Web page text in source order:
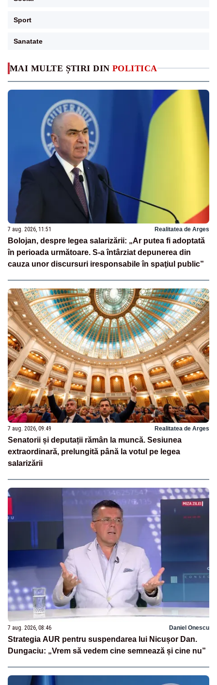
MAI MULTE ȘTIRI DIN POLITICA
7 aug. 2026, 11:51 Realitatea de Arges
Bolojan, despre legea salarizării: „Ar putea fi adoptată
în perioada următoare. S-a întârziat depunerea din
cauza unor discursuri iresponsabile în spaţiul public”
7 aug. 2026, 09:49 Realitatea de Arges
Senatorii și deputații rămân la muncă. Sesiunea
extraordinară, prelungită până la votul pe legea
salarizării
7 aug. 2026, 08:46 Daniel Onescu
Strategia AUR pentru suspendarea lui Nicușor Dan.
Dungaciu: „Vrem să vedem cine semnează și cine nu”
Sport
Sanatate